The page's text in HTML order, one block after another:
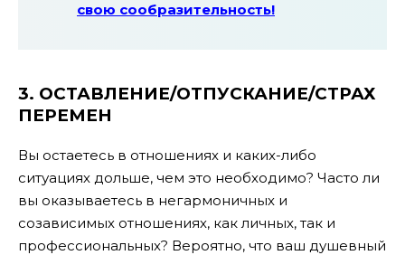
свою сообразительность!
3. ОСТАВЛЕНИЕ/ОТПУСКАНИЕ/СТРАХ
ПЕРЕМЕН
Вы остаетесь в отношениях и каких-либо
ситуациях дольше, чем это необходимо? Часто ли
вы оказываетесь в негармоничных и
созависимых отношениях, как личных, так и
профессиональных? Вероятно, что ваш душевный